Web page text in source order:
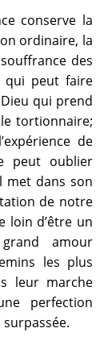
conserve la
ordinaire, la
des
qui peut faire
qui prend
tortionnaire;
de
peut oublier
met dans son
de notre
loin d’être un
amour
les plus
leur marche
perfection